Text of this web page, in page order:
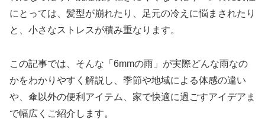
にとっては、髪型が崩れたり、足元の冷えに悩まされたり
と、小さなストレスが積み重なります。
この記事では、そんな「6mmの雨」が実際どんな雨なの
かをわかりやすく解説し、季節や地域による体感の違い
や、傘以外の便利アイテム、家で快適に過ごすアイデアま
で幅広くご紹介します。